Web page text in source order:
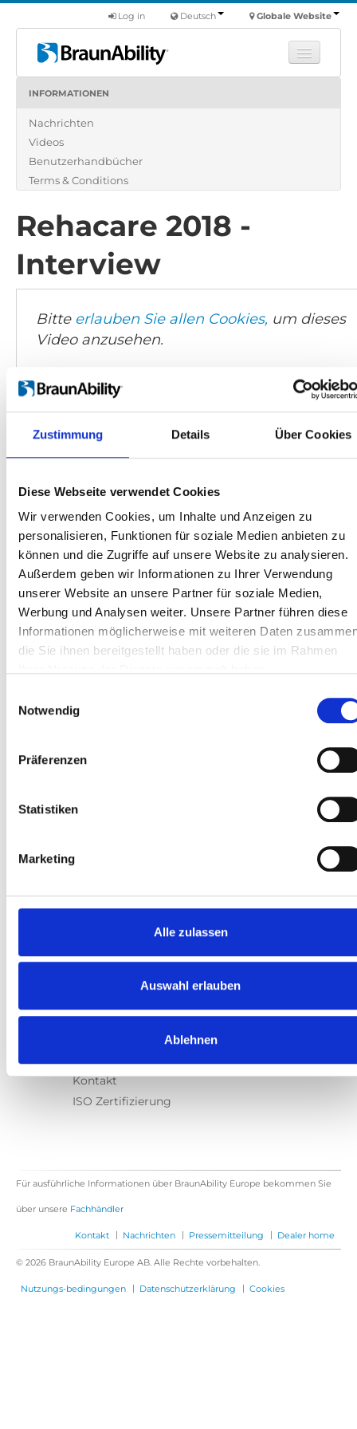
Zustimmung Details Über Cookies
Diese Webseite verwendet Cookies
Wir verwenden Cookies, um Inhalte und Anzeigen zu
personalisieren, Funktionen für soziale Medien anbieten zu
können und die Zugriffe auf unsere Website zu analysieren.
Außerdem geben wir Informationen zu Ihrer Verwendung
unserer Website an unsere Partner für soziale Medien,
Werbung und Analysen weiter. Unsere Partner führen diese
Informationen möglicherweise mit weiteren Daten
die Sie ihnen bereitgestellt haben oder die sie im Rahmen
Notwendig
Präferenzen
Statistiken
Marketing
Alle zulassen
Auswahl erlauben
Ablehnen
Globale Website
Deutsch
Log in
Produkte
Über uns
Finde einen Händler
INFORMATIONEN
Nachrichten
Videos
Benutzerhandbücher
Terms & Conditions
Rehacare 2018 -
Interview
Bitte erlauben Sie allen Cookies, um dieses
Video anzusehen.
Produkte
Carony
Turny Evo
Turny Low Vehicle
Chair Topper
Sitzhalterungen
Informationen
Nachrichten
Kundenmeinungen
Gleiche Sicherheit für alle
Unternehmenspräsentation
Kontakt
ISO Zertifizierung
Für ausführliche Informationen über BraunAbility Europe bekommen Sie
über unsere Fachhändler
Kontakt | Nachrichten | Pressemitteilung | Dealer home
© 2026 BraunAbility Europe AB. Alle Rechte vorbehalten.
Nutzungs-bedingungen | Datenschutzerklärung | Cookies